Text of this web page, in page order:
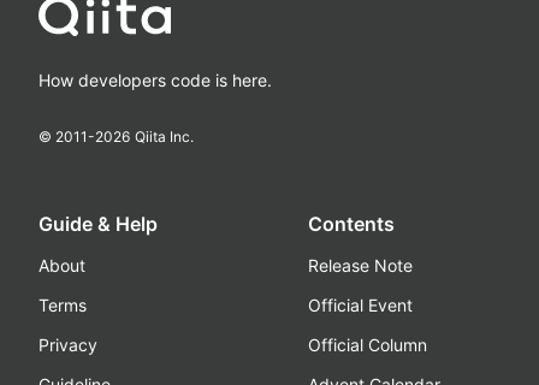
How developers code is here.
© 2011-2026 Qiita Inc.
Guide & Help
About
Terms
Privacy
Contents
Release Note
Official Event
Official Column